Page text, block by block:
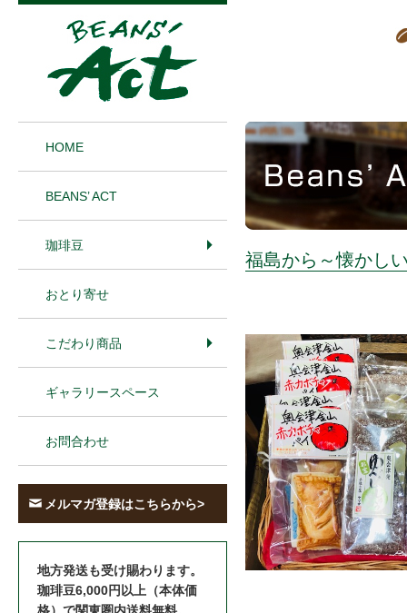
福島から～懐かし
HOME
BEANS’ ACT
珈琲豆
おとり寄せ
こだわり商品
ギャラリースペース
お問合わせ
メルマガ登録はこちらから>
地方発送も受け賜わります。
珈琲豆6,000円以上（本体価